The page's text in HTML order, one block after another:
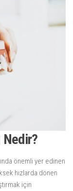
Nedir?
önemli yer edinen
hızlarda dönen
için